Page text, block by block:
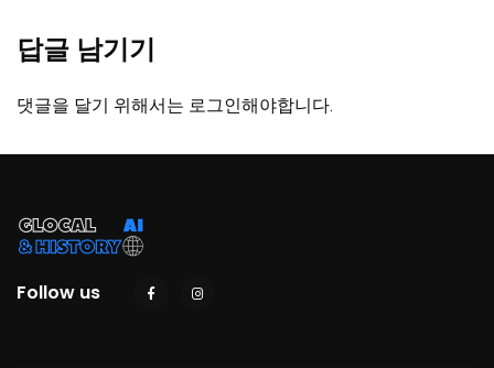
답글 남기기
댓글을 달기 위해서는 로그인해야합니다.
Follow us